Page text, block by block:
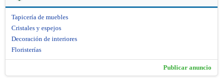
Tapicería de muebles
Cristales y espejos
Decoración de interiores
Floristerías
Publicar anuncio